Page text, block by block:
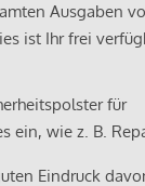
Ausgaben
ist Ihr frei
für
ein, wie z. B.
Eindruck